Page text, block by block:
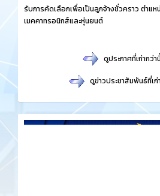
รับการคัดเลือกเพื่อเป็นลูกจ้างชั่วคราว ตำแ
เมคคาทรอนิกส์และหุ่นยนต์
ดูประกาศที่เก่ากว่า
ดูข่าวประชาสัมพันธ์ที่เก่